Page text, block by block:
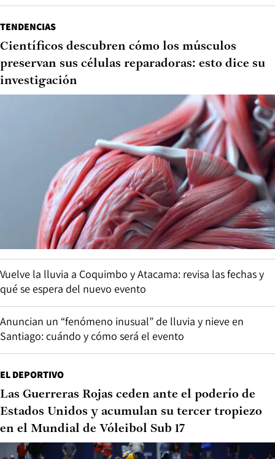
TENDENCIAS
Científicos descubren cómo los músculos
preservan sus células reparadoras: esto dice su
investigación
Vuelve la lluvia a Coquimbo y Atacama: revisa las fechas y
qué se espera del nuevo evento
Anuncian un “fenómeno inusual” de lluvia y nieve en
Santiago: cuándo y cómo será el evento
EL DEPORTIVO
Las Guerreras Rojas ceden ante el poderío de
Estados Unidos y acumulan su tercer tropiezo
en el Mundial de Vóleibol Sub 17